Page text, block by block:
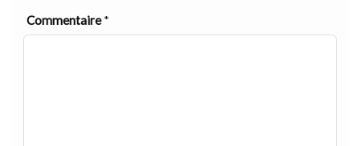
Commentaire*